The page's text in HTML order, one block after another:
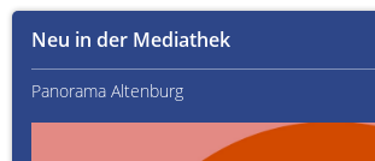
Neu in der Mediathek
Panorama Altenburg